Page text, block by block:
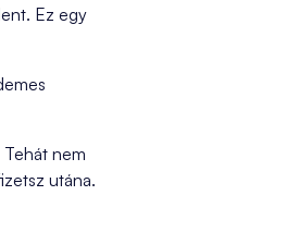
Ez egy
nem
utána.